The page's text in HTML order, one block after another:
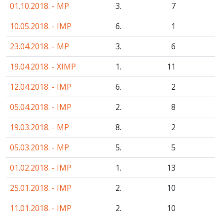
01.10.2018. - MP
3.
7
10.05.2018. - IMP
6.
1
23.04.2018. - MP
3.
6
19.04.2018. - XIMP
1.
11
12.04.2018. - IMP
6.
2
05.04.2018. - IMP
2.
8
19.03.2018. - MP
8.
2
05.03.2018. - MP
5.
5
01.02.2018. - IMP
1.
13
25.01.2018. - IMP
2.
10
11.01.2018. - IMP
2.
10